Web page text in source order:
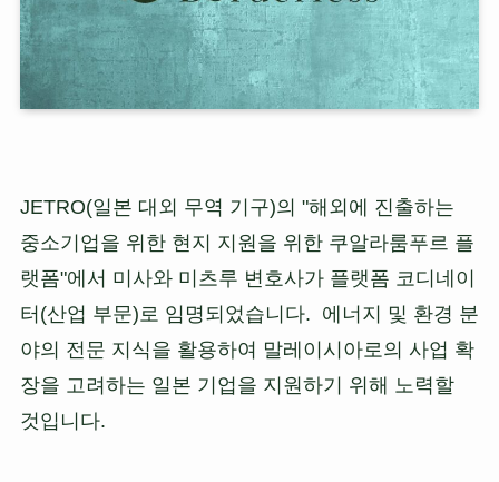
JETRO(일본 대외 무역 기구)의 "해외에 진출하는
중소기업을 위한 현지 지원을 위한 쿠알라룸푸르 플
랫폼"에서 미사와 미츠루 변호사가 플랫폼 코디네이
터(산업 부문)로 임명되었습니다. 에너지 및 환경 분
야의 전문 지식을 활용하여 말레이시아로의 사업 확
장을 고려하는 일본 기업을 지원하기 위해 노력할
것입니다.